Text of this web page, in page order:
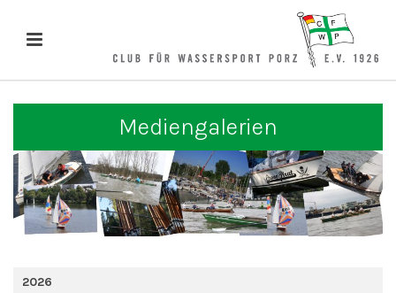
Mediengalerien
2026